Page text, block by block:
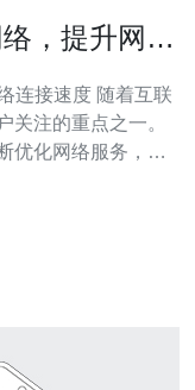
，提升网络
度 随着互联
关注的重点之一。
优化网络服务，推